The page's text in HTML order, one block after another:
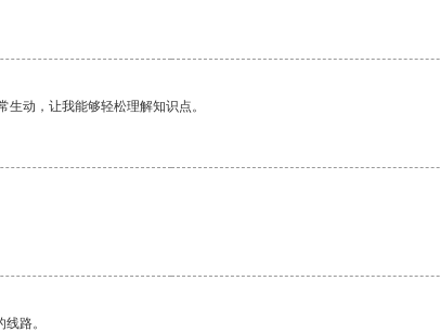
动，让我能够轻松理解知识点。
路。